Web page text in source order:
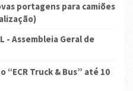
portagens para camiões
- Assembleia Geral de
“ECR Truck & Bus” até 10